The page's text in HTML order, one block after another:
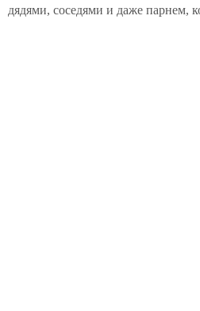
дядями, соседями и даже парнем,